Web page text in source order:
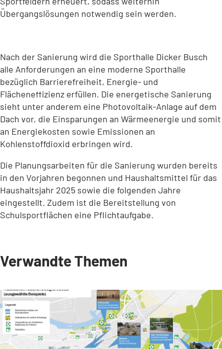
Übergangslösungen notwendig sein werden.
Nach der Sanierung wird die Sporthalle Dicker Busch
alle Anforderungen an eine moderne Sporthalle
bezüglich Barrierefreiheit, Energie- und
Flächeneffizienz erfüllen. Die energetische Sanierung
sieht unter anderem eine Photovoltaik-Anlage auf dem
Dach vor, die Einsparungen an Wärmeenergie und somit
an Energiekosten sowie Emissionen an
Kohlenstoffdioxid erbringen wird.
Die Planungsarbeiten für die Sanierung wurden bereits
in den Vorjahren begonnen und Haushaltsmittel für das
Haushaltsjahr 2025 sowie die folgenden Jahre
eingestellt. Zudem ist die Bereitstellung von
Schulsportflächen eine Pflichtaufgabe.
Verwandte Themen